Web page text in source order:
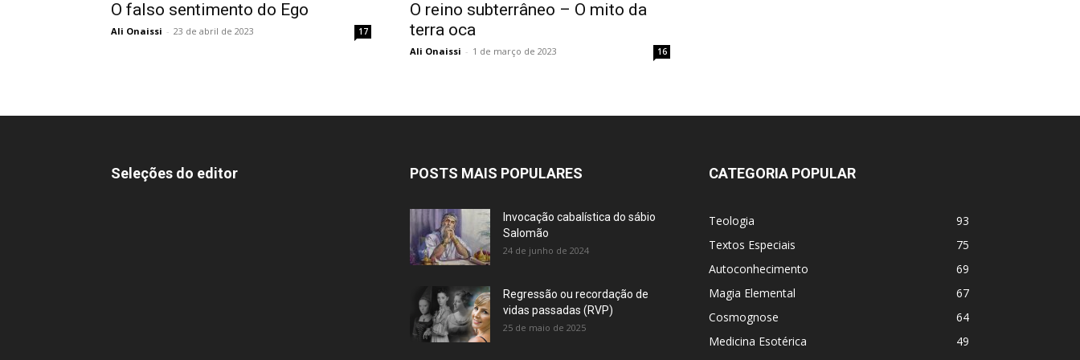
O falso sentimento do Ego
Ali Onaissi - 23 de abril de 2023 17
O reino subterrâneo – O mito da
terra oca
Ali Onaissi - 1 de março de 2023 16
Seleções do editor POSTS MAIS POPULARES
Invocação cabalística do sábio
Salomão
24 de junho de 2024
Regressão ou recordação de
vidas passadas (RVP)
25 de maio de 2025
CATEGORIA POPULAR
Teologia
93
Textos Especiais
75
Autoconhecimento
69
Magia Elemental
67
Cosmognose
64
Medicina Esotérica
49